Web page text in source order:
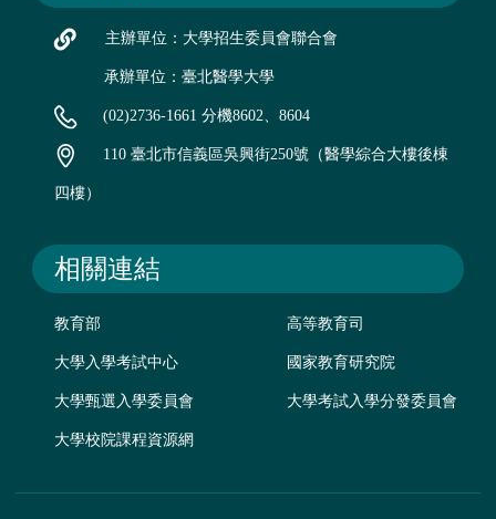
主辦單位：大學招生委員會聯合會
承辦單位：臺北醫學大學
(02)2736-1661 分機8602、8604
110 臺北市信義區吳興街250號（醫學綜合大樓後棟
四樓）
相關連結
教育部 高等教育司
大學入學考試中心 國家教育研究院
大學甄選入學委員會 大學考試入學分發委員會
大學校院課程資源網